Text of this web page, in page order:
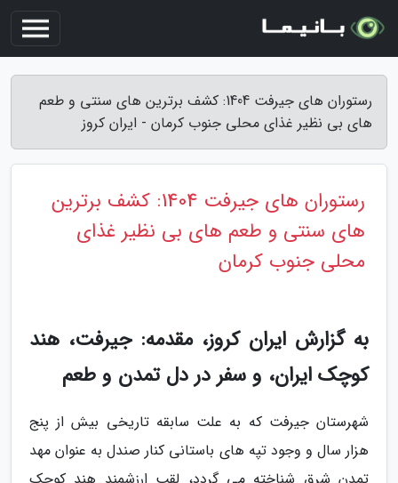
رستوران های جیرفت 1404: کشف برترین های سنتی و طعم
های بی نظیر غذای محلی جنوب کرمان - ایران کروز
رستوران های جیرفت 1404: کشف برترین
های سنتی و طعم های بی نظیر غذای
محلی جنوب کرمان
به گزارش ایران کروز، مقدمه: جیرفت، هند
کوچک ایران، و سفر در دل تمدن و طعم
شهرستان جیرفت که به علت سابقه تاریخی بیش از پنج
هزار سال و وجود تپه های باستانی کنار صندل به عنوان مهد